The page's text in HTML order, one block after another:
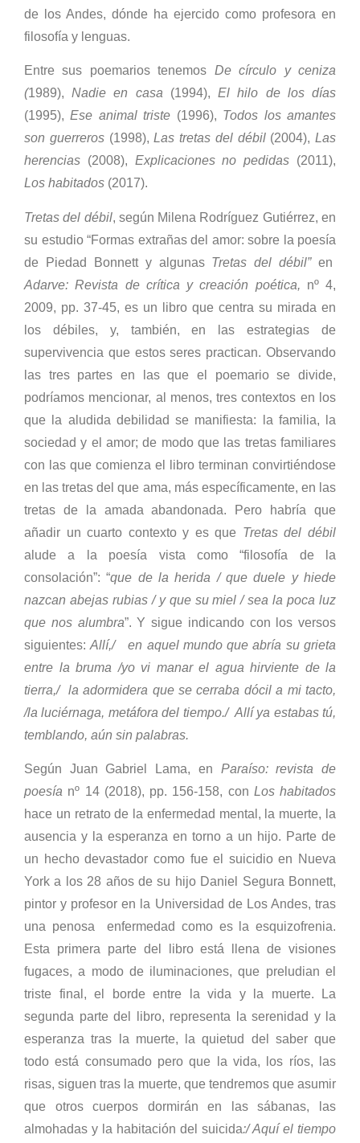
de los Andes, dónde ha ejercido como profesora en
filosofía y lenguas.
Entre sus poemarios tenemos De círculo y ceniza
(1989),Nadie en casa (1994),El hilo de los días
(1995),Ese animal triste (1996), Todos los amantes
son guerreros(1998),Las tretas del débil(2004), Las
herencias (2008), Explicaciones no pedidas (2011),
Los habitados (2017).
Tretas del débil, según Milena Rodríguez Gutiérrez, en
su estudio “Formas extrañas del amor: sobre la poesía
de Piedad Bonnett y algunas Tretas del débil” en
Adarve: Revista de crítica y creación poética, nº 4,
2009, pp. 37-45, es un libro que centra su mirada en
los débiles, y, también, en las estrategias de
supervivencia que estos seres practican. Observando
las tres partes en las que el poemario se divide,
podríamos mencionar, al menos, tres contextos en los
que la aludida debilidad se manifiesta: la familia, la
sociedad y el amor; de modo que las tretas familiares
con las que comienza el libro terminan convirtiéndose
en las tretas del que ama, más específicamente, en las
tretas de la amada abandonada. Pero habría que
añadir un cuarto contexto y es que Tretas del débil
alude a la poesía vista como “filosofía de la
consolación”: “que de la herida / que duele y hiede
nazcan abejas rubias / y que su miel / sea la poca luz
que nos alumbra”. Y sigue indicando con los versos
siguientes:Allí,/ en aquel mundo que abría su grieta
entre la bruma /yo vi manar el agua hirviente de la
tierra,/ la adormidera que se cerraba dócil a mi tacto,
/la luciérnaga, metáfora del tiempo./ Allí ya estabas tú,
temblando, aún sin palabras.
Según Juan Gabriel Lama, en Paraíso: revista de
poesía nº 14 (2018), pp. 156-158, con Los habitados
hace un retrato de la enfermedad mental, la muerte, la
ausencia y la esperanza en torno a un hijo. Parte de
un hecho devastador como fue el suicidio en Nueva
York a los 28 años de su hijo Daniel Segura Bonnett,
pintor y profesor en la Universidad de Los Andes, tras
una penosa enfermedad como es la esquizofrenia.
Esta primera parte del libro está llena de visiones
fugaces, a modo de iluminaciones, que preludian el
triste final, el borde entre la vida y la muerte. La
segunda parte del libro, representa la serenidad y la
esperanza tras la muerte, la quietud del saber que
todo está consumado pero que la vida, los ríos, las
risas, siguen tras la muerte, que tendremos que asumir
que otros cuerpos dormirán en las sábanas, las
almohadas y la habitación del suicida:/ Aquí el tiempo